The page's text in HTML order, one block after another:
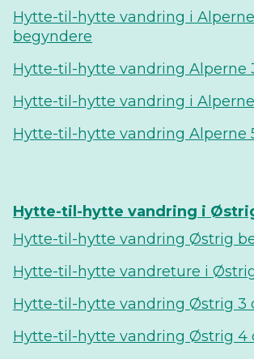
Hytte-til-hytte vandring i
begyndere
Hytte-til-hytte vandring Alperne
Hytte-til-hytte vandring i
Hytte-til-hytte vandring Alperne
Hytte-til-hytte vandring i
Hytte-til-hytte vandring Østrig
Hytte-til-hytte vandreture i
Hytte-til-hytte vandring Østrig 3
Hytte-til-hytte vandring Østrig 4